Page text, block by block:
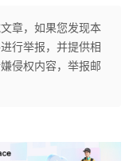
章，如果您发现本
行举报，并提供相
侵权内容，举报邮